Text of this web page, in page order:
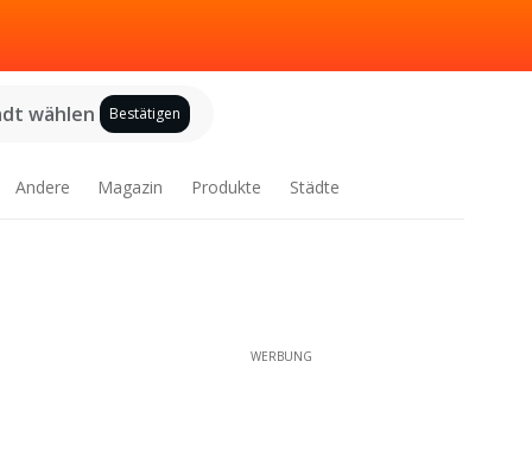
wählen Bestätigen
Andere Magazin Produkte Städte
WERBUNG